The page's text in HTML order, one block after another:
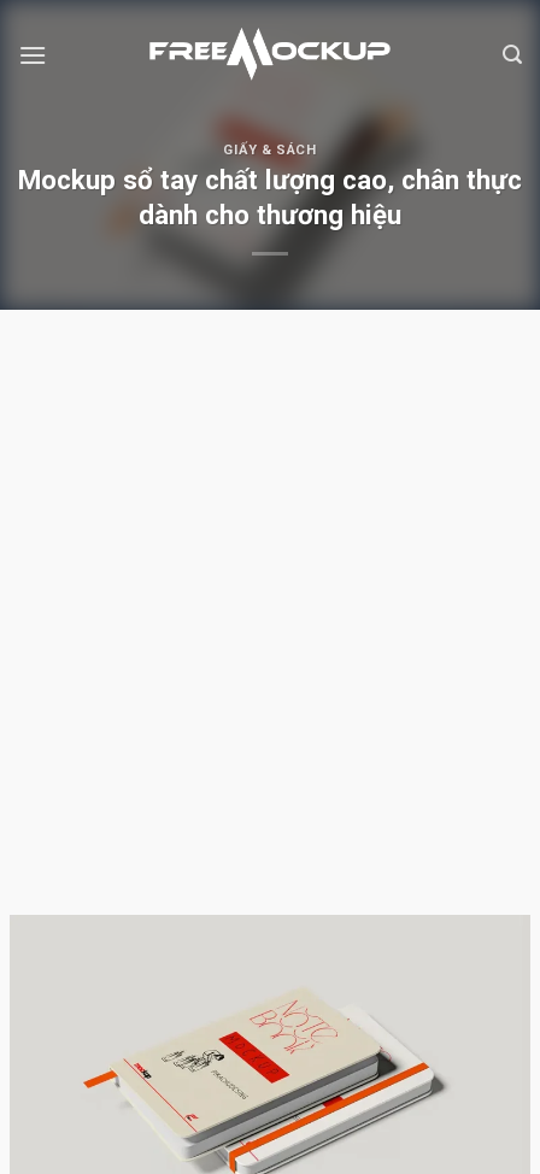
GIẤY & SÁCH
Mockup sổ tay chất lượng cao, chân thực
dành cho thương hiệu